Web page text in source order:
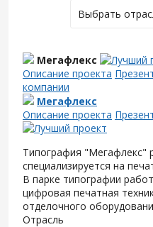
Выбрать
Мегафлекс
Описание проекта
компании
Мегафлекс
Описание проекта
Типография "Мегафлекс"
специализируется на
В парке типографии
цифровая печатная
отделочного
Отрасль